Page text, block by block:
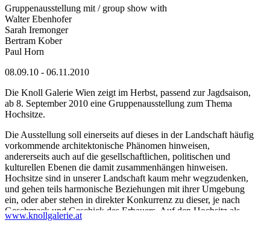
Gruppenausstellung mit / group show with
Walter Ebenhofer
Sarah Iremonger
Bertram Kober
Paul Horn
08.09.10 - 06.11.2010
Die Knoll Galerie Wien zeigt im Herbst, passend zur Jagdsaison,
ab 8. September 2010 eine Gruppenausstellung zum Thema
Hochsitze.
Die Ausstellung soll einerseits auf dieses in der Landschaft häufig
vorkommende architektonische Phänomen hinweisen,
andererseits auch auf die gesellschaftlichen, politischen und
kulturellen Ebenen die damit zusammenhängen hinweisen.
Hochsitze sind in unserer Landschaft kaum mehr wegzudenken,
und gehen teils harmonische Beziehungen mit ihrer Umgebung
ein, oder aber stehen in direkter Konkurrenz zu dieser, je nach
Geschmack und Geschick des Erbauers. Auf den Hochsitz als
Jagdhilfsmittel wird gern zurückgegriffen, vom Grundbesitzer bis
www.knollgalerie.at